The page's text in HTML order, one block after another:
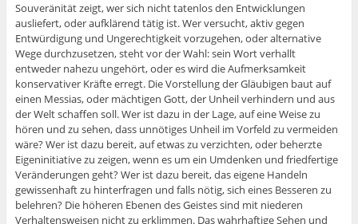
Souveränität zeigt, wer sich nicht tatenlos den Entwicklungen
ausliefert, oder aufklärend tätig ist. Wer versucht, aktiv gegen
Entwürdigung und Ungerechtigkeit vorzugehen, oder alternative
Wege durchzusetzen, steht vor der Wahl: sein Wort verhallt
entweder nahezu ungehört, oder es wird die Aufmerksamkeit
konservativer Kräfte erregt. Die Vorstellung der Gläubigen baut auf
einen Messias, oder mächtigen Gott, der Unheil verhindern und aus
der Welt schaffen soll. Wer ist dazu in der Lage, auf eine Weise zu
hören und zu sehen, dass unnötiges Unheil im Vorfeld zu vermeiden
wäre? Wer ist dazu bereit, auf etwas zu verzichten, oder beherzte
Eigeninitiative zu zeigen, wenn es um ein Umdenken und friedfertige
Veränderungen geht? Wer ist dazu bereit, das eigene Handeln
gewissenhaft zu hinterfragen und falls nötig, sich eines Besseren zu
belehren? Die höheren Ebenen des Geistes sind mit niederen
Verhaltensweisen nicht zu erklimmen. Das wahrhaftige Sehen und